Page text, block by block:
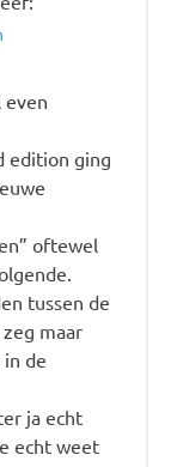
even
edition ging
oftewel
tussen de
maar
de
ja echt
echt weet